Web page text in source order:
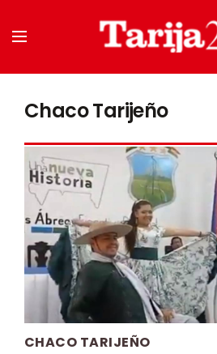
Chaco Tarijeño
CHACO TARIJEÑO